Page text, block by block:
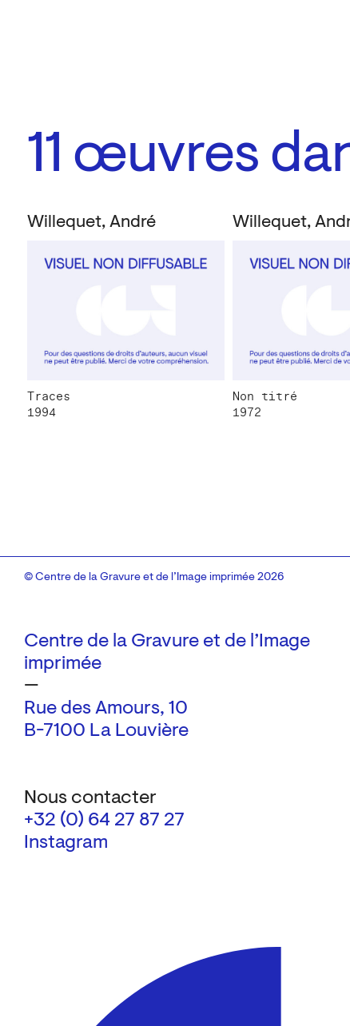
11 œuvres
Willequet, André
Traces
1994
Willequet,
Non titré
1972
Centre de la Gravure et de l’Image
imprimée
—
Rue des Amours, 10
B-7100 La Louvière
Nous contacter
+32 (0) 64 27 87 27
Instagram
© Centre de la Gravure et de l’Image imprimée 2026